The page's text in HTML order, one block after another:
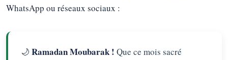
WhatsApp ou réseaux sociaux :
🌙 Ramadan Moubarak ! Que ce mois sacré